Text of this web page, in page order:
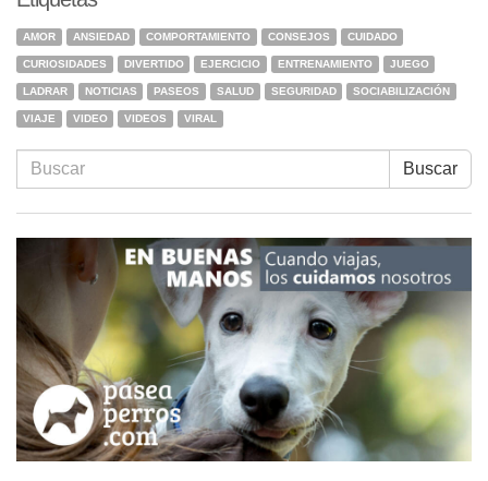
AMOR ANSIEDAD COMPORTAMIENTO CONSEJOS CUIDADO
CURIOSIDADES DIVERTIDO EJERCICIO ENTRENAMIENTO JUEGO
LADRAR NOTICIAS PASEOS SALUD SEGURIDAD SOCIABILIZACIÓN
VIAJE VIDEO VIDEOS VIRAL
Buscar